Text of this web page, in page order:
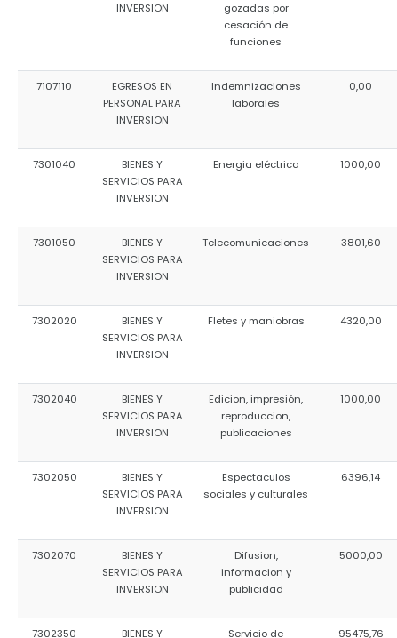
INVERSION
gozadas por
cesación de
funciones
7107110
EGRESOS EN
PERSONAL PARA
INVERSION
Indemnizaciones
laborales
0,00
7301040
BIENES Y
SERVICIOS PARA
INVERSION
Energia eléctrica 1000,00
7301050
BIENES Y
SERVICIOS PARA
INVERSION
Telecomunicaciones 3801,60
7302020
BIENES Y
SERVICIOS PARA
INVERSION
Fletes y maniobras 4320,00
7302040
BIENES Y
SERVICIOS PARA
INVERSION
Edicion, impresión,
reproduccion,
publicaciones
1000,00
7302050
BIENES Y
SERVICIOS PARA
INVERSION
Espectaculos
sociales y culturales
6396,14
7302070
BIENES Y
SERVICIOS PARA
INVERSION
Difusion,
informacion y
publicidad
5000,00
7302350 BIENES Y Servicio de 95475,76